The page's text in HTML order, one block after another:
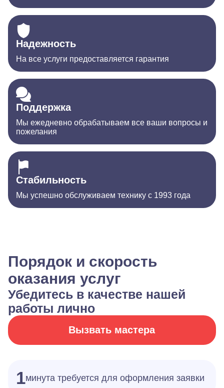
Надежность
На все услуги предоставляется гарантия
Поддержка
Мы ежедневно обрабатываем все ваши вопросы и
пожелания
Стабильность
Мы успешно обслуживаем технику с 1993 года
Порядок и скорость
оказания услуг
Убедитесь в качестве нашей
работы лично
Вызвать мастера
1минута требуется для оформления заявки